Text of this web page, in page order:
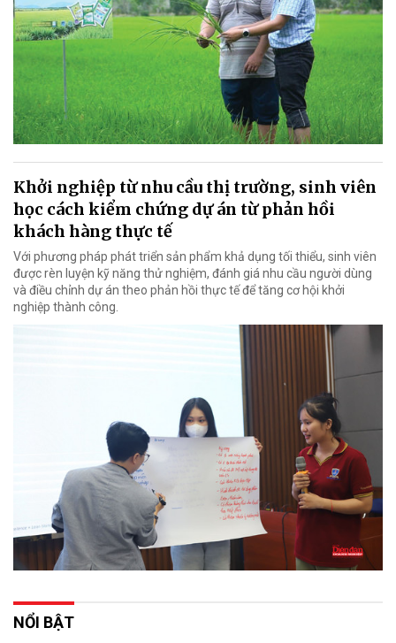
Khởi nghiệp từ nhu cầu thị trường, sinh viên
học cách kiểm chứng dự án từ phản hồi
khách hàng thực tế
Với phương pháp phát triển sản phẩm khả dụng tối thiểu, sinh viên
được rèn luyện kỹ năng thử nghiệm, đánh giá nhu cầu người dùng
và điều chỉnh dự án theo phản hồi thực tế để tăng cơ hội khởi
nghiệp thành công.
NỔI BẬT